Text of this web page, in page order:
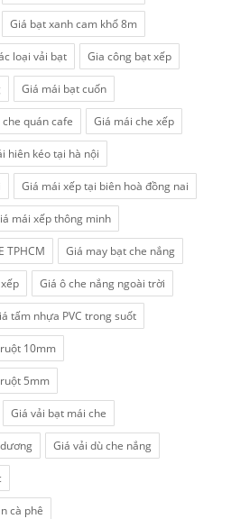
Giá bạt xanh cam khổ 8m
loại vải bạt Gia công bạt xếp
Giá mái bạt cuốn
quán cafe Giá mái che xếp
hiên kéo tại hà nội
Giá mái xếp tại biên hoà đồng nai
mái xếp thông minh
TPHCM Giá may bạt che nắng
Giá ô che nắng ngoài trời
tấm nhựa PVC trong suốt
10mm
5mm
Giá vải bạt mái che
Giá vải dù che nắng
cà phê